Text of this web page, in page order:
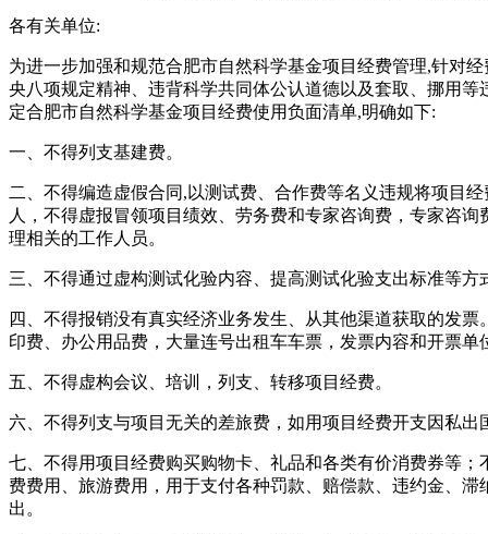
各有关单位:
为进一步加强和规范合肥市自然科学基金项目经费管理,针对
央八项规定精神、违背科学共同体公认道德以及套取、挪用等
定合肥市自然科学基金项目经费使用负面清单,明确如下:
一、不得列支基建费。
二、不得编造虚假合同,以测试费、合作费等名义违规将项目
人，不得虚报冒领项目绩效、劳务费和专家咨询费，专家咨
理相关的工作人员。
三、不得通过虚构测试化验内容、提高测试化验支出标准等方
四、不得报销没有真实经济业务发生、从其他渠道获取的发
印费、办公用品费，大量连号出租车车票，发票内容和开票单
五、不得虚构会议、培训，列支、转移项目经费。
六、不得列支与项目无关的差旅费，如用项目经费开支因私出
七、不得用项目经费购买购物卡、礼品和各类有价消费券等；
费费用、旅游费用，用于支付各种罚款、赔偿款、违约金、滞
出。